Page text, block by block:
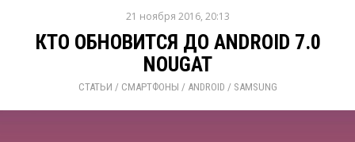
21 ноября 2016, 20:13
КТО ОБНОВИТСЯ ДО ANDROID 7.0
NOUGAT
СТАТЬИ / СМАРТФОНЫ / ANDROID / SAMSUNG